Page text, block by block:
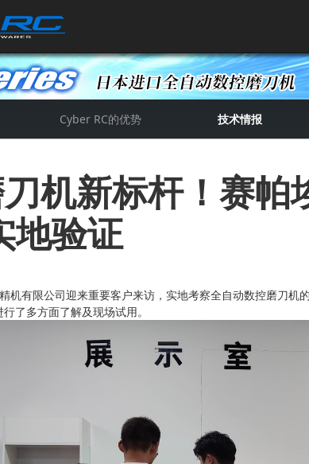
Cyber RC的优势 技术情报
详细技术情报
关于切削工具
公司新闻
机新标杆！赛帕
地验证
有限公司迎来重要客户来访，实地考察全自动数控磨刀机
了多方面了解及现场试用。